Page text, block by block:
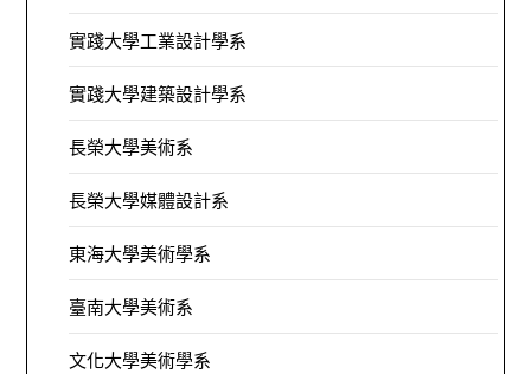
實踐大學工業設計學系
實踐大學建築設計學系
長榮大學美術系
長榮大學媒體設計系
東海大學美術學系
臺南大學美術系
文化大學美術學系